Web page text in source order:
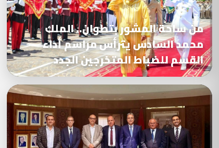
من ساحة المشور بتطوان.. الملك
محمد السادس يترأس مراسم أداء
القسم للضباط المتخرجين الجدد